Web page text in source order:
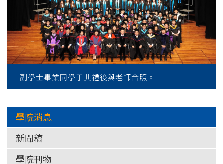
副學士畢業同學于典禮後與老師合照。
學院消息
新聞稿
學院刊物